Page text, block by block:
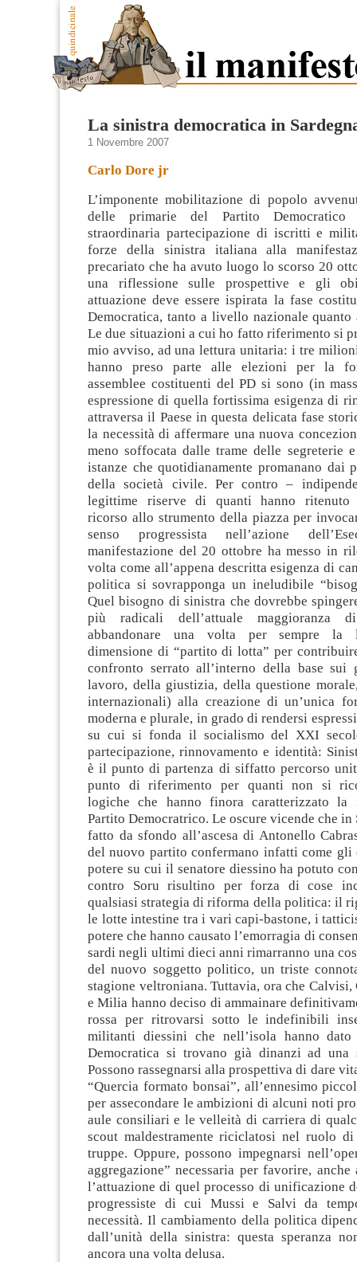
La sinistra democratica in
1 Novembre 2007
Carlo Dore jr
L’imponente mobilitazione di popolo
delle primarie del Partito Democratico
straordinaria partecipazione di iscritti e
forze della sinistra italiana alla
precariato che ha avuto luogo lo scorso 20
una riflessione sulle prospettive e gli
attuazione deve essere ispirata la fase
Democratica, tanto a livello nazionale
Le due situazioni a cui ho fatto riferimento si
mio avviso, ad una lettura unitaria: i tre
hanno preso parte alle elezioni per la
assemblee costituenti del PD si sono (in
espressione di quella fortissima esigenza di
attraversa il Paese in questa delicata fase
la necessità di affermare una nuova
meno soffocata dalle trame delle segreterie
istanze che quotidianamente promanano dai
della società civile. Per contro –
legittime riserve di quanti hanno
ricorso allo strumento della piazza per
senso progressista nell’azione
manifestazione del 20 ottobre ha messo in
volta come all’appena descritta esigenza di
politica si sovrapponga un ineludibile
Quel bisogno di sinistra che dovrebbe
più radicali dell’attuale maggioranza
abbandonare una volta per sempre la
dimensione di “partito di lotta” per
confronto serrato all’interno della base sui
lavoro, della giustizia, della questione
internazionali) alla creazione di un’unica
moderna e plurale, in grado di rendersi
su cui si fonda il socialismo del XXI
partecipazione, rinnovamento e identità:
è il punto di partenza di siffatto percorso
punto di riferimento per quanti non si
logiche che hanno finora caratterizzato la
Partito Democratrico. Le oscure vicende che in
fatto da sfondo all’ascesa di Antonello
del nuovo partito confermano infatti come
potere su cui il senatore diessino ha potuto
contro Soru risultino per forza di cose
qualsiasi strategia di riforma della politica: il
le lotte intestine tra i vari capi-bastone, i
potere che hanno causato l’emorragia di
sardi negli ultimi dieci anni rimarranno una
del nuovo soggetto politico, un triste
stagione veltroniana. Tuttavia, ora che Calvisi,
e Milia hanno deciso di ammainare
rossa per ritrovarsi sotto le indefinibili
militanti diessini che nell’isola hanno
Democratica si trovano già dinanzi ad una
Possono rassegnarsi alla prospettiva di dare
“Quercia formato bonsai”, all’ennesimo
per assecondare le ambizioni di alcuni noti
aule consiliari e le velleità di carriera di
scout maldestramente riciclatosi nel ruolo di
truppe. Oppure, possono impegnarsi
aggregazione” necessaria per favorire,
l’attuazione di quel processo di unificazione
progressiste di cui Mussi e Salvi da
necessità. Il cambiamento della politica
dall’unità della sinistra: questa speranza
ancora una volta delusa.